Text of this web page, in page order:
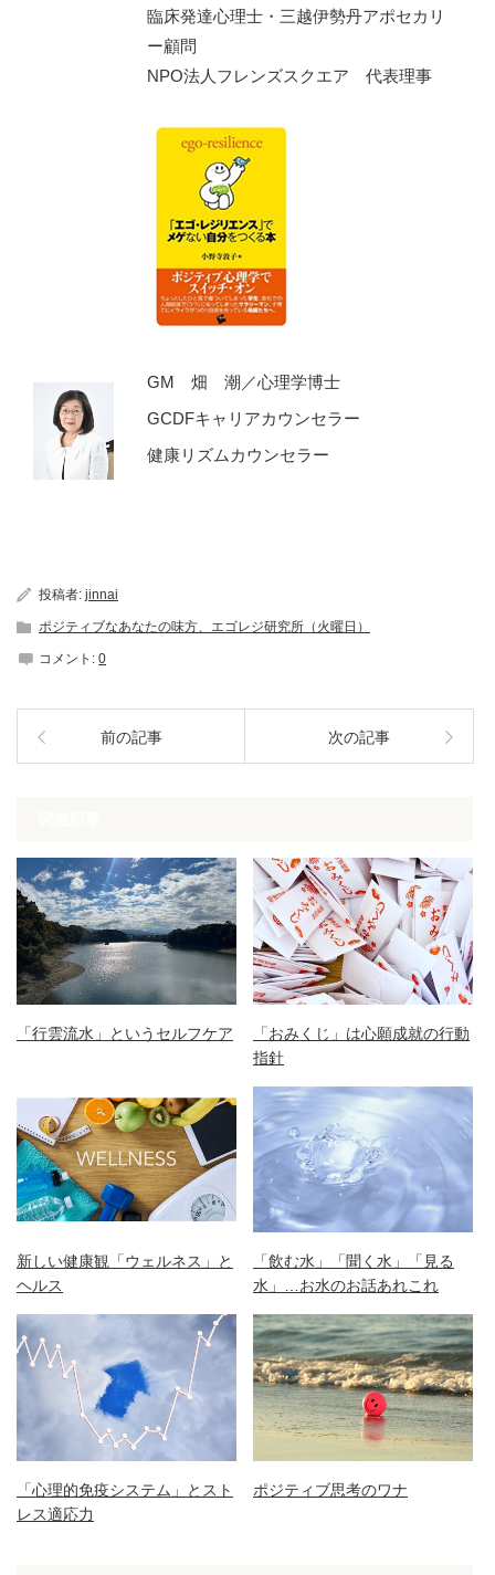
臨床発達心理士・三越伊勢丹アポセカリ
ー顧問
NPO法人フレンズスクエア 代表理事
GM 畑 潮／心理学博士
GCDFキャリアカウンセラー
健康リズムカウンセラー
投稿者: jinnai
ポジティブなあなたの味方、エゴレジ研究所（火曜日）
コメント: 0
前の記事 次の記事
「行雲流水」というセルフケア
「おみくじ」は心願成就の行動
指針
新しい健康観「ウェルネス」と
ヘルス
「飲む水」「聞く水」「見る
水」…お水のお話あれこれ
「心理的免疫システム」とスト
レス適応力
ポジティブ思考のワナ